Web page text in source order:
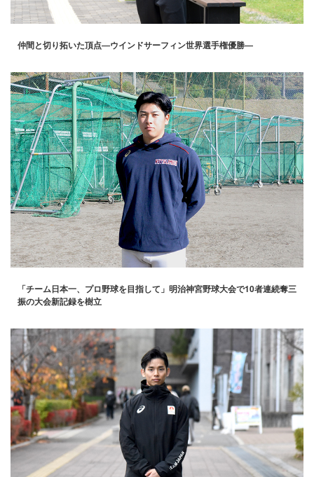
仲間と切り拓いた頂点―ウインドサーフィン世界選手権優勝―
「チーム日本一、プロ野球を目指して」明治神宮野球大会で10者連続奪三
振の大会新記録を樹立